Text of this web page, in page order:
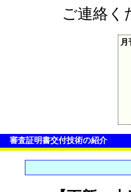
ご連絡く
審査証明書交付技術の紹介